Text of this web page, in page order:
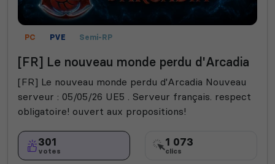
PC PVE Semi-RP
[FR] Le nouveau monde perdu d'Arcadia
[FR] Le nouveau monde perdu d'Arcadia Nouveau
serveur : 05/05/26 UE5 . Serveur français. respect
obligatoire! ouvert aux propositions!
301
votes
1 073
clics